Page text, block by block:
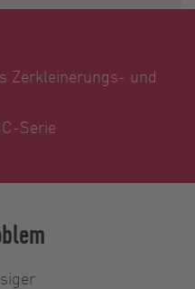
Zerkleinerungs- und
Serie